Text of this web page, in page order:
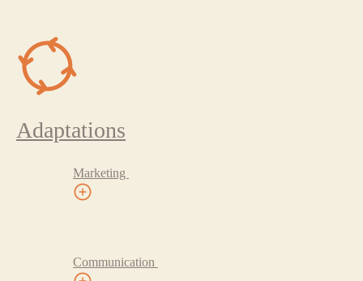
Adaptations
Marketing
Communication